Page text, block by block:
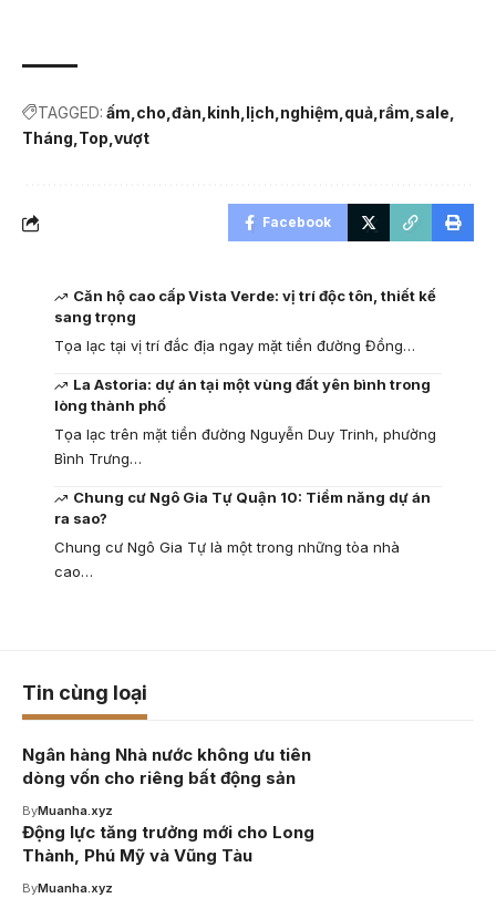
TAGGED: ấm cho đàn kinh lịch nghiệm quả rầm sale
Tháng Top vượt
Facebook
Căn hộ cao cấp Vista Verde: vị trí độc tôn, thiết kế
sang trọng
Tọa lạc tại vị trí đắc địa ngay mặt tiền đường Đồng…
La Astoria: dự án tại một vùng đất yên bình trong
lòng thành phố
Tọa lạc trên mặt tiền đường Nguyễn Duy Trinh, phường
Bình Trưng…
Chung cư Ngô Gia Tự Quận 10: Tiềm năng dự án
ra sao?
Chung cư Ngô Gia Tự là một trong những tòa nhà
cao…
Tin cùng loại
Ngân hàng Nhà nước không ưu tiên
dòng vốn cho riêng bất động sản
ByMuanha.xyz
Động lực tăng trưởng mới cho Long
Thành, Phú Mỹ và Vũng Tàu
ByMuanha.xyz